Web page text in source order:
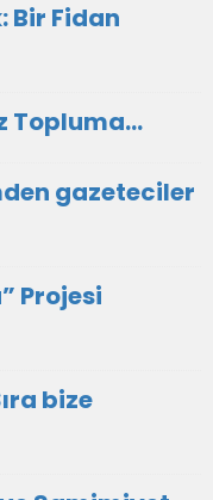
Bir Fidan
Topluma…
gazeteciler
Projesi
bize